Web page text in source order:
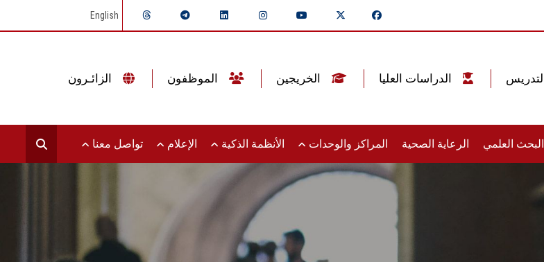
English
البحث العلمي الرعاية الصحية المراكز والوحدات الأنظمة الذكية الإعلام تواصل معنا